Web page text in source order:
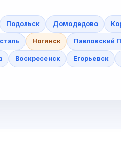
Подольск Домодедово
Ногинск Павловский
Воскресенск Егорьевск